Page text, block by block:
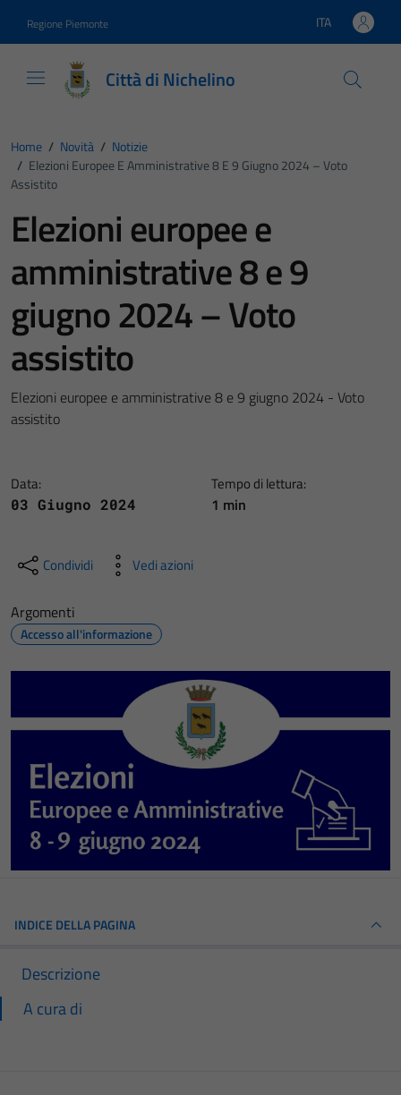
Regione Piemonte Lingua attiva:
ITA
Città di Nichelino
Home / Novità / Notizie
/ Elezioni Europee E Amministrative 8 E 9 Giugno 2024 – Voto
Assistito
Elezioni europee e
amministrative 8 e 9
giugno 2024 – Voto
assistito
Elezioni europee e amministrative 8 e 9 giugno 2024 - Voto
assistito
Data:
03 Giugno 2024
Tempo di lettura:
1 min
Condividi Vedi azioni
Argomenti
Accesso all'informazione
INDICE DELLA PAGINA
Descrizione
A cura di